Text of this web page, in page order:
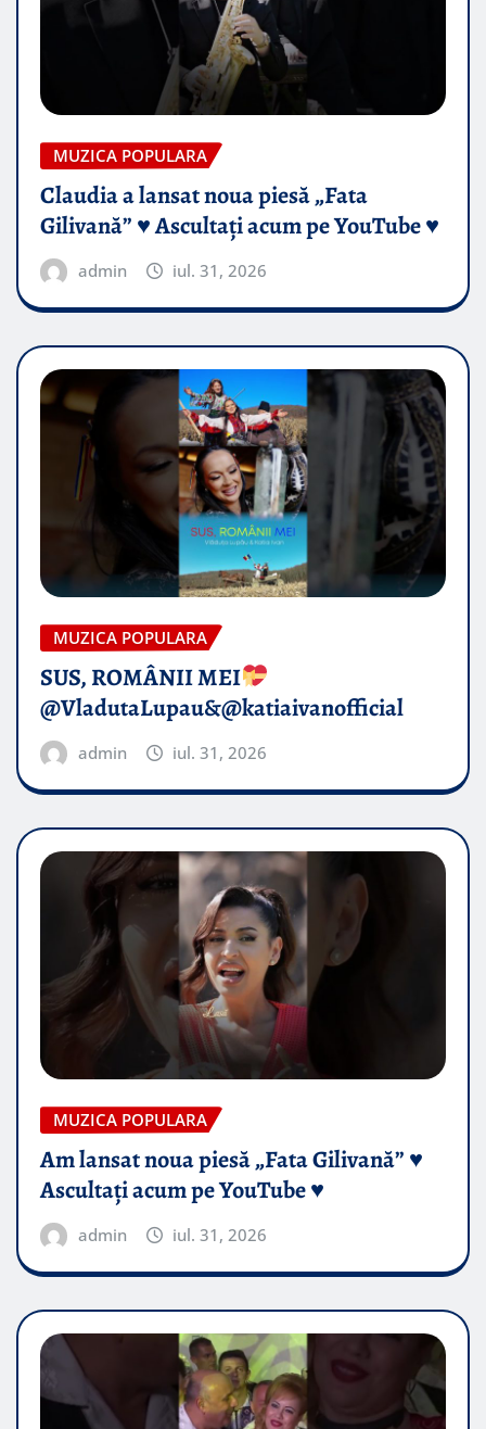
MUZICA POPULARA
Claudia a lansat noua piesă „Fata
Gilivană” ♥️ Ascultați acum pe YouTube ♥️
admin iul. 31, 2026
MUZICA POPULARA
SUS, ROMÂNII MEI
@VladutaLupau&@katiaivanofficial
admin iul. 31, 2026
MUZICA POPULARA
Am lansat noua piesă „Fata Gilivană” ♥️
Ascultați acum pe YouTube ♥️
admin iul. 31, 2026